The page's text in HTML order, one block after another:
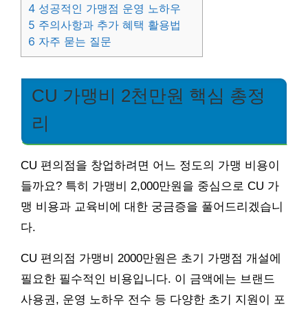
4 성공적인 가맹점 운영 노하우
5 주의사항과 추가 혜택 활용법
6 자주 묻는 질문
CU 가맹비 2천만원 핵심 총정
리
CU 편의점을 창업하려면 어느 정도의 가맹 비용이
들까요? 특히 가맹비 2,000만원을 중심으로 CU 가
맹 비용과 교육비에 대한 궁금증을 풀어드리겠습니
다.
CU 편의점 가맹비 2000만원은 초기 가맹점 개설에
필요한 필수적인 비용입니다. 이 금액에는 브랜드
사용권, 운영 노하우 전수 등 다양한 초기 지원이 포